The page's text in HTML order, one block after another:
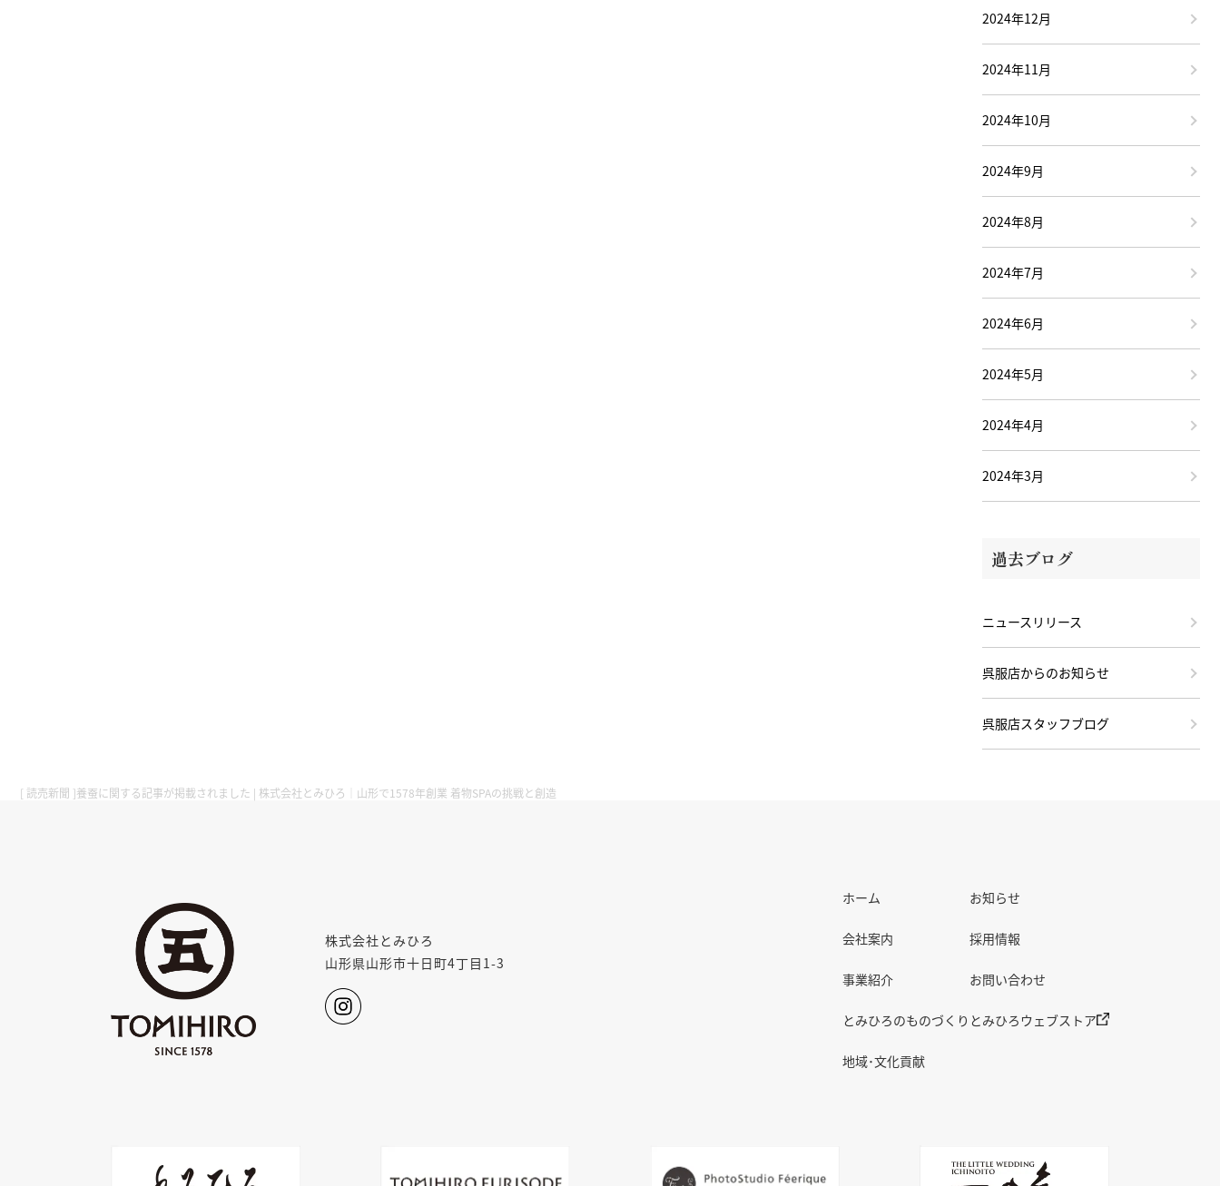
2024年12月
2024年11月
2024年10月
2024年9月
2024年8月
2024年7月
2024年6月
2024年5月
2024年4月
2024年3月
過去ブログ
ニュースリリース
呉服店からのお知らせ
呉服店スタッフブログ
[ 読売新聞 ]養蚕に関する記事が掲載されました | 株式会社とみひろ｜山形で1578年創業 着物SPAの挑戦と創造
株式会社とみひろ
山形県山形市十日町4丁目1-3
ホーム
会社案内
事業紹介
とみひろのものづくり
地域･文化貢献
お知らせ
採用情報
お問い合わせ
とみひろウェブストア